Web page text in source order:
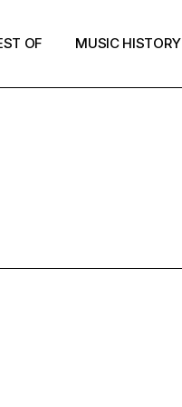
OF MUSIC HISTORY